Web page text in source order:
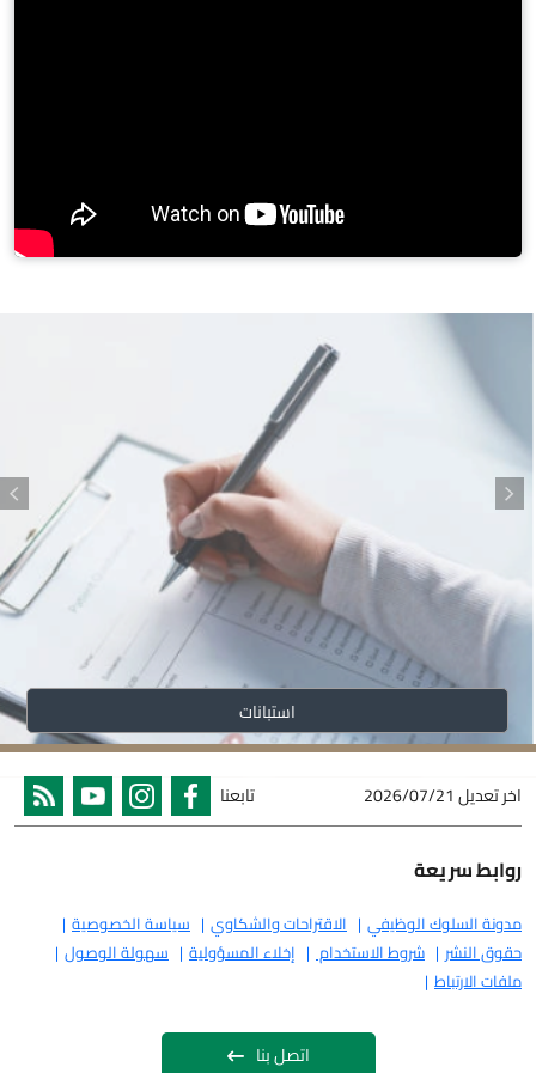
استبانات
اخر تعديل2026/07/21 تابعنا
روابط سريعة
مدونة السلوك الوظيفي الاقتراحات والشكاوي
سياسة الخصوصية
حقوق النشر
شروط الاستخدام إخلاء المسؤولية
سهولة الوصول
ملفات الارتباط
اتصل بنا